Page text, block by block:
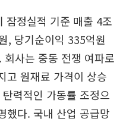
잠정실적 기준 매출 4조
, 당기순이익 335억원
사는 중동 전쟁 여파로
고 원재료 가격이 상승
력적인 가동률 조정으
했다. 국내 산업 공급망